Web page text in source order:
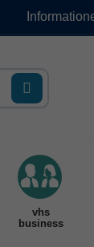
vhs
business